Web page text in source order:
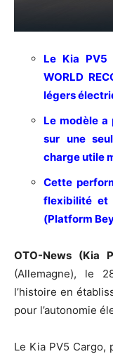
Le Kia PV5
WORLD
légers
Le modèle
sur une
charge utile
Cette
flexibilité et
(Platform
OTO-News (Kia
(Allemagne), le
l’histoire en
pour l’autonomie
Le Kia PV5 Cargo,